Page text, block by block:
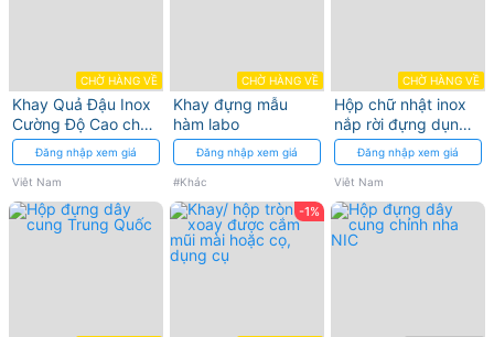
CHỜ HÀNG VỀ
Khay Quả Đậu Inox
Cường Độ Cao cho
Nha Khoa
Đăng nhập xem giá
Việt Nam
CHỜ HÀNG VỀ
Khay đựng mẫu
hàm labo
Đăng nhập xem giá
#Khác
CHỜ HÀNG VỀ
Hộp chữ nhật inox
nắp rời đựng dụng
cụ nha khoa
Đăng nhập xem giá
Việt Nam
-1%